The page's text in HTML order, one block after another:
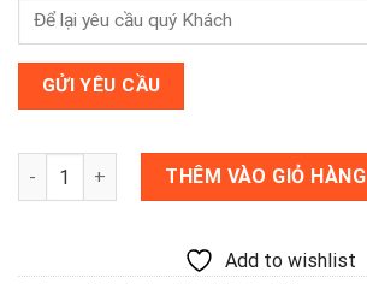
Bếp từ FS 289I số lượngTHÊM VÀO GIỎ HÀNG
Add to wishlist